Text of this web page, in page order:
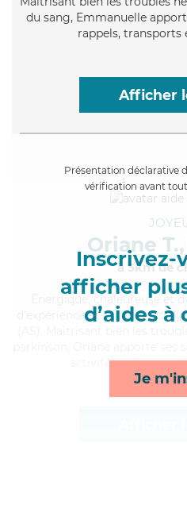
du sang, Emmanuelle
rappels, transports
Afficher
Présentation déclarative
vérification avant
Inscrivez-
afficher
d’aides
Je
Oriane T.,
à 5km de
, chaleureuse et
d'expérience et possède un
activités, ménage et